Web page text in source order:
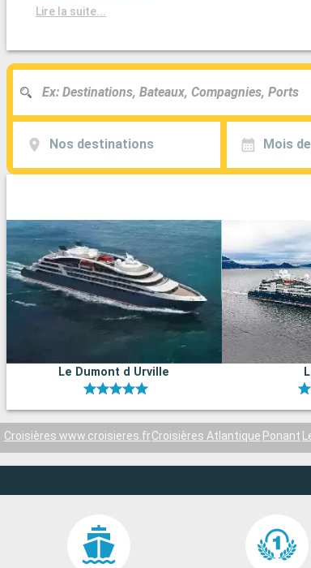
Lire la suite...
Nos destinations Mois
Le Dumont d Urville
Croisières www.croisieres.frCroisières Atlantique Ponant